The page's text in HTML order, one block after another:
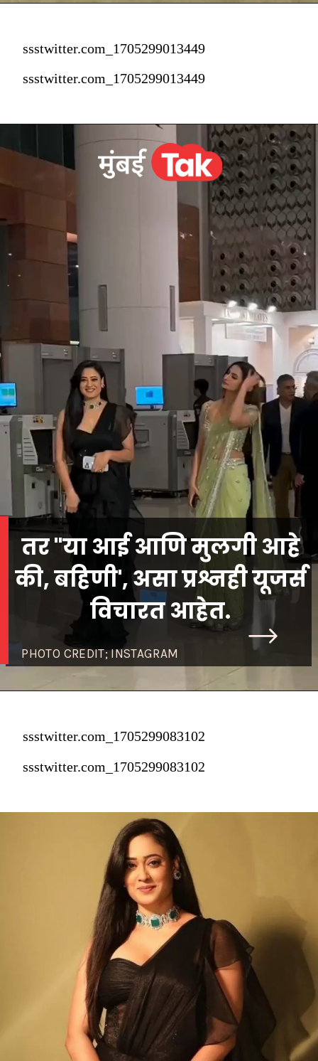
ssstwitter.com_1705299013449
ssstwitter.com_1705299013449
PHOTO CREDIT; INSTAGRAM
तर "या आई आणि मुलगी आहे
की, बहिणी', असा प्रश्नही यूजर्स
विचारत आहेत.
ssstwitter.com_1705299083102
ssstwitter.com_1705299083102